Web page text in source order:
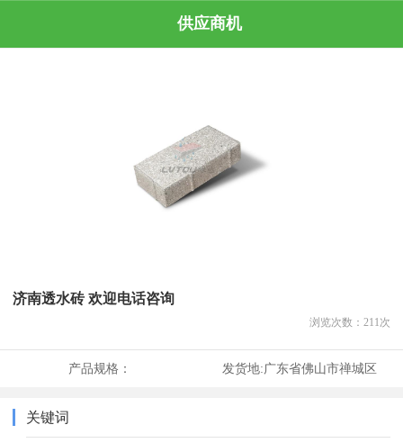
供应商机
济南透水砖 欢迎电话咨询
浏览次数： 211 次
产品规格： 发货地:广东省佛山市禅城区
关键词